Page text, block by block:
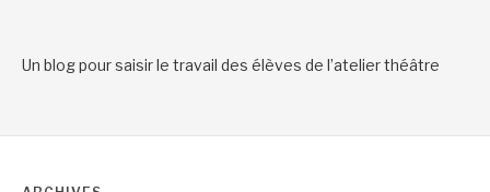
Un blog pour saisir le travail des élèves de l’atelier théâtre